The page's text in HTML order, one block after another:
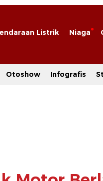
Listrik Niaga
Otoshow Infografis